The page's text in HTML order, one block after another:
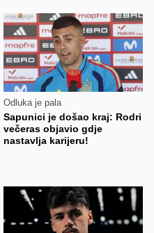
Odluka je pala
Sapunici je došao kraj: Rodri
večeras objavio gdje
nastavlja karijeru!